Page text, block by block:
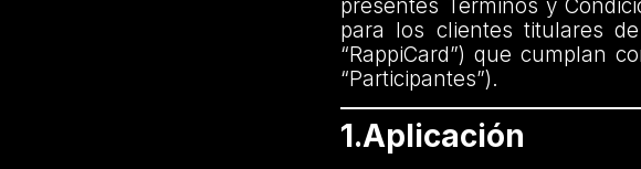
presentes Términos y
para los clientes titulares
“RappiCard”) que cumplan
“Participantes”).
1.Aplicación